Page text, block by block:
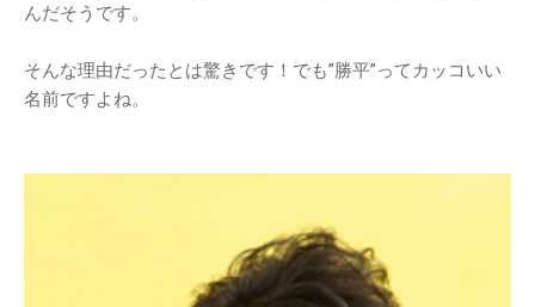
んだそうです。
そんな理由だったとは驚きです！でも”勝平”ってカッコいい
名前ですよね。